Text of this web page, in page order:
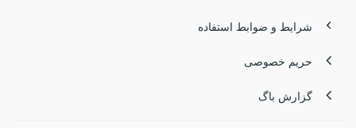
شرایط و ضوابط استفاده
حریم خصوصی
گزارش باگ